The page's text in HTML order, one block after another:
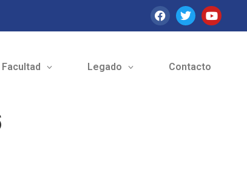
Facultad Legado Contacto